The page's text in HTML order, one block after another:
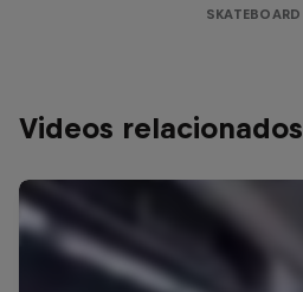
SKATEBOARD
Videos relacionados